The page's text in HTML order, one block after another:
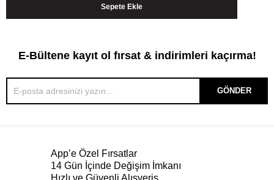
E-Bültene kayıt ol fırsat & indirimleri kaçırma!
GÖNDER
App’e Özel Fırsatlar
14 Gün İçinde Değişim İmkanı
Hızlı ve Güvenli Alışveriş